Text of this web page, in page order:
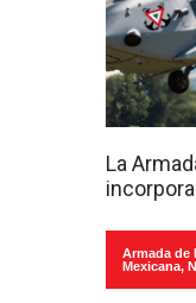
La
Armada de
Mexicana,